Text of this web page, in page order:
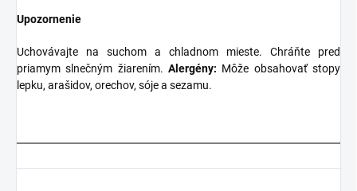
Upozornenie
Uchovávajte na suchom a chladnom mieste. Chráňte pred
priamym slnečným žiarením. Alergény: Môže obsahovať stopy
lepku, arašidov, orechov, sóje a sezamu.